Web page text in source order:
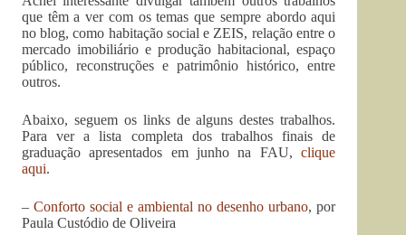
que têm a ver com os temas que sempre abordo aqui
no blog, como habitação social e ZEIS, relação entre o
mercado imobiliário e produção habitacional, espaço
público, reconstruções e patrimônio histórico, entre
outros.
Abaixo, seguem os links de alguns destes trabalhos.
Para ver a lista completa dos trabalhos finais de
graduação apresentados em junho na FAU,clique
aqui.
–Conforto social e ambiental no desenho urbano, por
Paula Custódio de Oliveira